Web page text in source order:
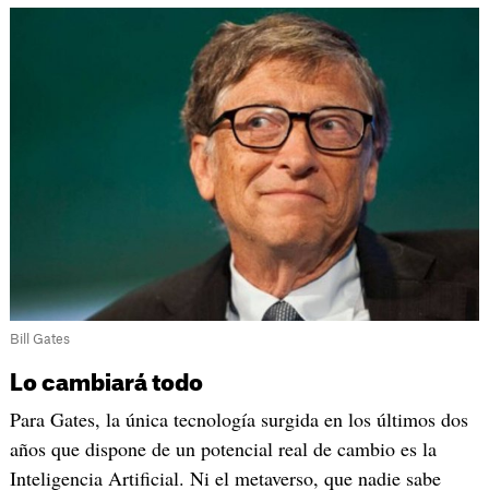
Bill Gates
Lo cambiará todo
Para Gates, la única tecnología surgida en los últimos dos
años que dispone de un potencial real de cambio es la
Inteligencia Artificial. Ni el metaverso, que nadie sabe